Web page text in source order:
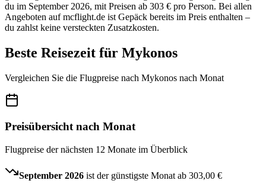
du im September 2026, mit Preisen ab 303 € pro Person. Bei allen
Angeboten auf mcflight.de ist Gepäck bereits im Preis enthalten –
du zahlst keine versteckten Zusatzkosten.
Beste Reisezeit für Mykonos
Vergleichen Sie die Flugpreise nach Mykonos nach Monat
Preisübersicht nach Monat
Flugpreise der nächsten 12 Monate im Überblick
September 2026 ist der günstigste Monat ab 303,00 €